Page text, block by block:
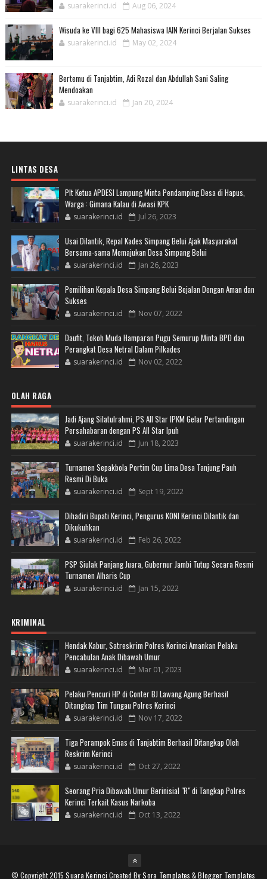
suarakerinci.id Aug 06, 2024
Wisuda ke VIII bagi 625 Mahasiswa IAIN Kerinci Berjalan Sukses
suarakerinci.id May 02, 2024
Bertemu di Tanjabtim, Adi Rozal dan Abdullah Sani Saling
Mendoakan
suarakerinci.id Jan 20, 2024
LINTAS DESA
Plt Ketua APDESI Lampung Minta Pendamping Desa di Hapus,
Warga : Gimana Kalau di Awasi KPK
suarakerinci.id Jul 26, 2023
Usai Dilantik, Repal Kades Simpang Belui Ajak Masyarakat
Bersama-sama Memajukan Desa Simpang Belui
suarakerinci.id Jan 26, 2023
Pemilihan Kepala Desa Simpang Belui Bejalan Dengan Aman dan
Sukses
suarakerinci.id Nov 07, 2022
Daufit, Tokoh Muda Hamparan Pugu Semurup Minta BPD dan
Perangkat Desa Netral Dalam Pilkades
suarakerinci.id Nov 02, 2022
OLAH RAGA
Jadi Ajang Silatulrahmi, PS All Star IPKM Gelar Pertandingan
Persahabaran dengan PS All Star Ipuh
suarakerinci.id Jun 18, 2023
Turnamen Sepakbola Portim Cup Lima Desa Tanjung Pauh
Resmi Di Buka
suarakerinci.id Sept 19, 2022
Dihadiri Bupati Kerinci, Pengurus KONI Kerinci Dilantik dan
Dikukuhkan
suarakerinci.id Feb 26, 2022
PSP Siulak Panjang Juara, Gubernur Jambi Tutup Secara Resmi
Turnamen Alharis Cup
suarakerinci.id Jan 15, 2022
KRIMINAL
Hendak Kabur, Satreskrim Polres Kerinci Amankan Pelaku
Pencabulan Anak Dibawah Umur
suarakerinci.id Mar 01, 2023
Pelaku Pencuri HP di Conter BJ Lawang Agung Berhasil
Ditangkap Tim Tungau Polres Kerinci
suarakerinci.id Nov 17, 2022
Tiga Perampok Emas di Tanjabtim Berhasil Ditangkap Oleh
Reskrim Kerinci
suarakerinci.id Oct 27, 2022
Seorang Pria Dibawah Umur Berinisial "R" di Tangkap Polres
Kerinci Terkait Kasus Narkoba
suarakerinci.id Oct 13, 2022
© Copyright 2015Suara Kerinci Created BySora Templates &Blogger Templates